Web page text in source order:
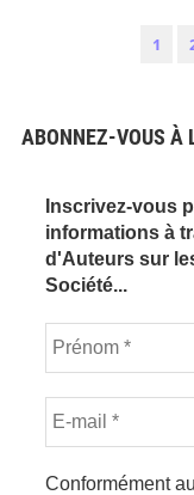
1
ABONNEZ-VOUS À
Inscrivez-vous
informations à
d'Auteurs sur
Société...
Conformément